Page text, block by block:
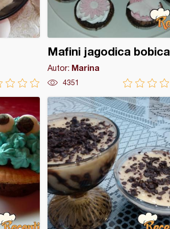
Mafini jagodica bobica
Autor: Marina
4351